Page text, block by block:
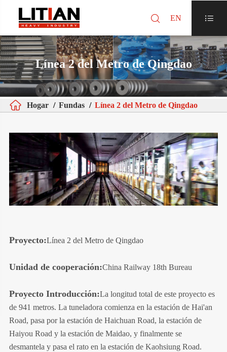
 EN 
Línea 2 del Metro de Qingdao
 Hogar Fundas Línea 2 del Metro de Qingdao
Proyecto:Línea 2 del Metro de Qingdao
Unidad de cooperación:China Railway 18th Bureau
Proyecto Introducción:La longitud total de este proyecto es
de 941 metros. La tuneladora comienza en la estación de Hai'an
Road, pasa por la estación de Haichuan Road, la estación de
Haiyou Road y la estación de Maidao, y finalmente se
desmantela y pasa el rato en la estación de Kaohsiung Road.